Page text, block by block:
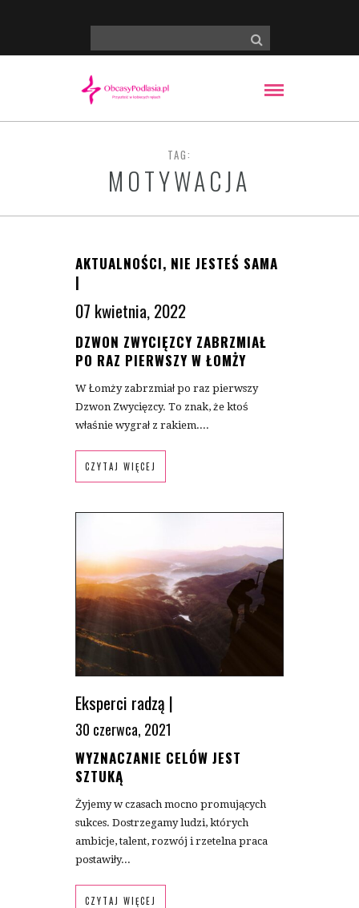
TAG:
MOTYWACJA
AKTUALNOŚCI, NIE JESTEŚ SAMA
|
07 kwietnia, 2022
DZWON ZWYCIĘZCY ZABRZMIAŁ
PO RAZ PIERWSZY W ŁOMŻY
W Łomży zabrzmiał po raz pierwszy
Dzwon Zwycięzcy. To znak, że ktoś
właśnie wygrał z rakiem....
CZYTAJ WIĘCEJ
Eksperci radzą |
30 czerwca, 2021
WYZNACZANIE CELÓW JEST
SZTUKĄ
Żyjemy w czasach mocno promujących
sukces. Dostrzegamy ludzi, których
ambicje, talent, rozwój i rzetelna praca
postawiły...
CZYTAJ WIĘCEJ